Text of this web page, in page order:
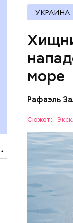
УКРАИНА
море
Рафаэль
Сюжет:
— Очень
когда
этих